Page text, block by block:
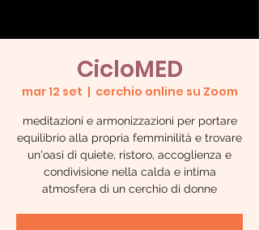
CicloMED
mar 12 set
  |
cerchio online su Zoom
meditazioni e armonizzazioni per portare
equilibrio alla propria femminilità e trovare
un'oasi di quiete, ristoro, accoglienza e
condivisione nella calda e intima
atmosfera di un cerchio di donne